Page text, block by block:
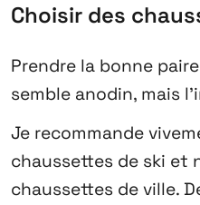
Choisir des
Prendre la bonne
semble anodin, mais
Je recommande
chaussettes de ski et
chaussettes de ville.